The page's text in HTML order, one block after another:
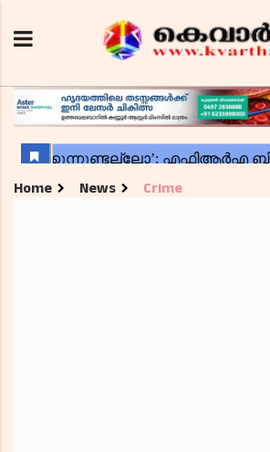
Home News Crime